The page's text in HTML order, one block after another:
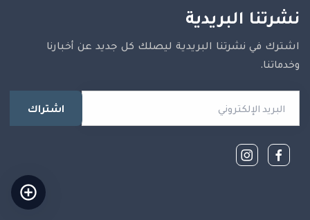
نشرتنا البريدية
اشترك في نشرتنا البريدية ليصلك كل جديد عن أخبارنا
وخدماتنا.